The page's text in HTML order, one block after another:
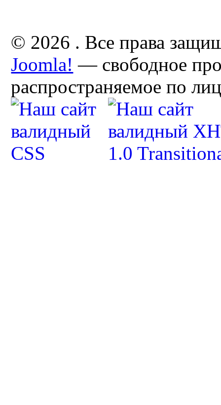
© 2026 . Все права
Joomla! — свободное
распространяемое по